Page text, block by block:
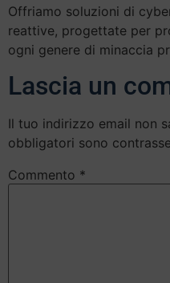
Offriamo soluzioni di
reattive, progettate per
ogni genere di minaccia
Lascia un
Il tuo indirizzo email non
obbligatori sono
Commento *